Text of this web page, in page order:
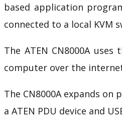
based application
connected to a local KVM
The ATEN CN8000A
computer over the
The CN8000A expands
a ATEN PDU device and